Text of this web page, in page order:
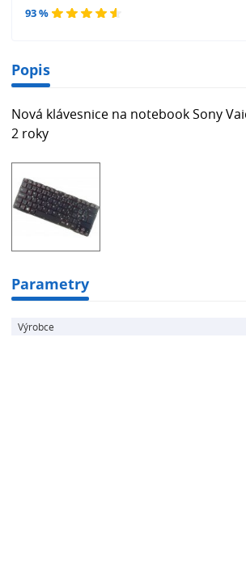
93 %
Popis
Nová klávesnice na notebook Sony
2 roky
Parametry
Výrobce